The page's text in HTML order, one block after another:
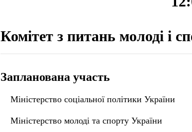
Комітет з питань молоді і
Запланована участь
Міністерство соціальної політики України
Міністерство молоді та спорту України